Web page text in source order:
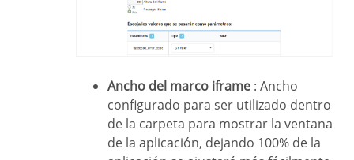
Ancho del marco iframe : Ancho
configurado para ser utilizado dentro
de la carpeta para mostrar la ventana
de la aplicación, dejando 100% de la